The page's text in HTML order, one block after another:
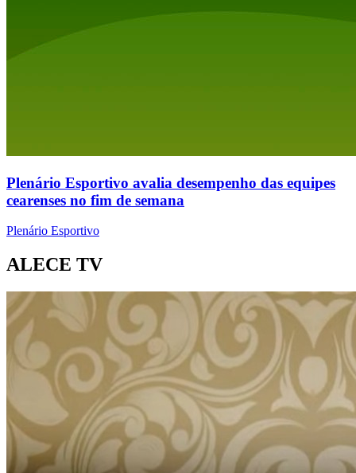
Plenário Esportivo avalia desempenho das equipes
cearenses no fim de semana
Plenário Esportivo
ALECE TV